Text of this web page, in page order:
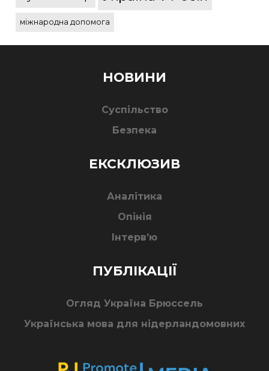
міжнародна допомога
НОВИНИ
Суспільство
Безпека
ЕКСКЛЮЗИВ
Аналітика
Опінія
Інтерв’ю
ПУБЛІКАЦІЇ
Огляд Україна Брюссель
Українська мова для нідерландомовних